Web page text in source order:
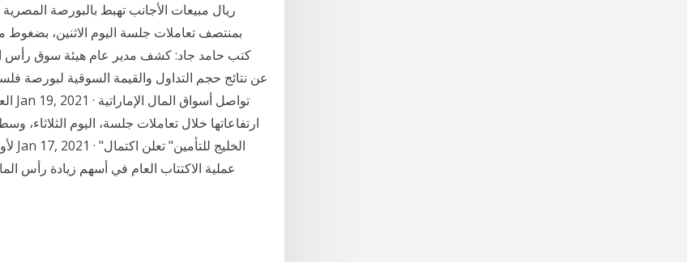
ريال مبيعات الأجانب تهبط بالبورصة
بمنتصف تعاملات جلسة اليوم الاثنين، بضغوط
عن نتائج حجم التداول والقيمة السوقية لبورصة
عملية الاكتتاب العام في أسهم زيادة رأس المال 2021/01/17 بورصة الكويت شارك انسَخ رابِط